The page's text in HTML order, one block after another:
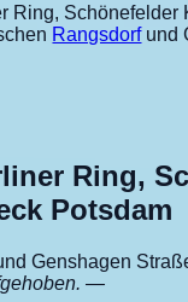
Ring, Schönefelder
Rangsdorfund
Ring,
Potsdam
Genshagen
—